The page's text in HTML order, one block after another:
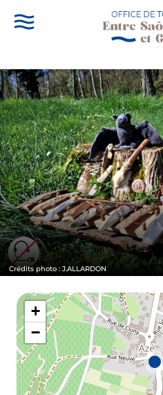
Crédits photo : J.ALLARDON
+
−